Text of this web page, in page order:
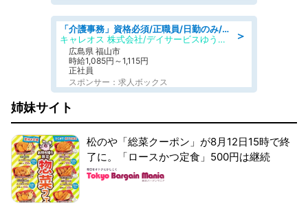
＞
「介護事務」資格必須/正職員/日勤のみ/デイサービス
キャレオス 株式会社/デイサービスゆうゆう南本庄
広島県 福山市
時給1,085円～1,115円
正社員
スポンサー：求人ボックス
姉妹サイト
松のや「総菜クーポン」が8月12日15時で終
了に。「ロースかつ定食」500円は継続